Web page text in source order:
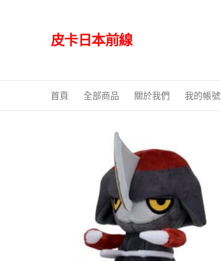
皮卡日本前線
首頁 全部商品 關於我們 我的帳號